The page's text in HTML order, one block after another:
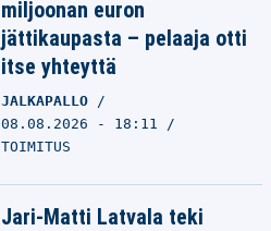
miljoonan euron
jättikaupasta – pelaaja otti
itse yhteyttä
JALKAPALLO
08.08.2026 - 18:11
TOIMITUS
Jari-Matti Latvala teki